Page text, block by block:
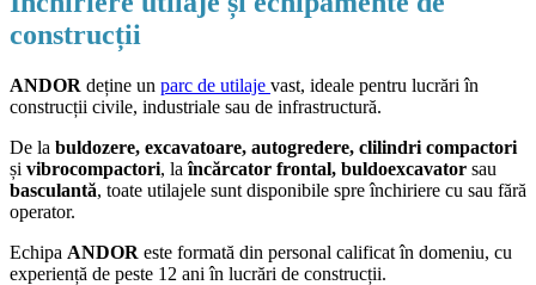
construcții
ANDOR deține un parc de utilaje vast, ideale pentru lucrări în
construcții civile, industriale sau de infrastructură.
De la buldozere, excavatoare, autogredere, clilindri compactori
și vibrocompactori, la încărcator frontal, buldoexcavator sau
basculantă, toate utilajele sunt disponibile spre închiriere cu sau fără
operator.
Echipa ANDOR este formată din personal calificat în domeniu, cu
experiență de peste 12 ani în lucrări de construcții.